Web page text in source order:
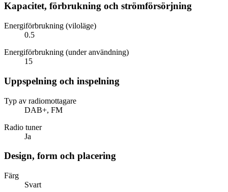
Kapacitet, förbrukning och strömförsörjning
Energiförbrukning (viloläge)
0.5
Energiförbrukning (under användning)
15
Uppspelning och inspelning
Typ av radiomottagare
DAB+, FM
Radio tuner
Ja
Design, form och placering
Färg
Svart